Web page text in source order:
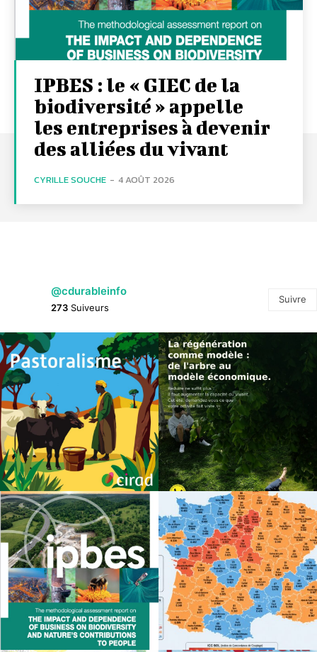
IPBES : le « GIEC de la
biodiversité » appelle
les entreprises à devenir
des alliées du vivant
CYRILLE SOUCHE - 4 AOÛT 2026
@cdurableinfo
273 Suiveurs
Suivre